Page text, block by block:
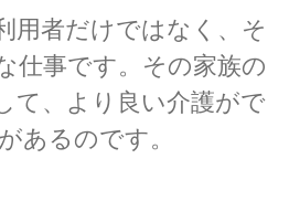
用者だけではなく、そ
仕事です。その家族の
て、より良い介護がで
あるのです。